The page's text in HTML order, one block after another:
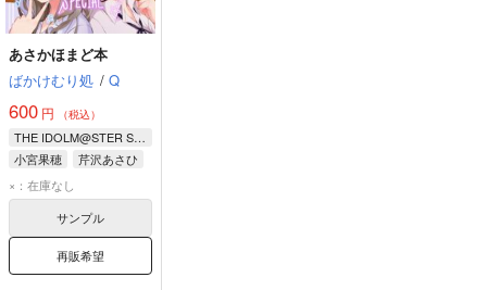
あさかほまど本
ばかけむり処 / Q
600 円 （税込）
THE IDOLM@STER SHINY COLORS
小宮果穂
芹沢あさひ
樋口円香
×：在庫なし
サンプル
再販希望